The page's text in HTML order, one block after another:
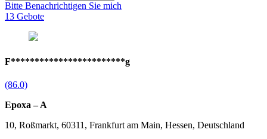
Bitte Benachrichtigen Sie mich
13 Gebote
F************************g
(86.0)
Epoxa – A
10, Roßmarkt, 60311, Frankfurt am Main, Hessen, Deutschland